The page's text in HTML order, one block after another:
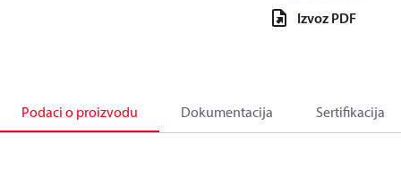
Izvoz PDF
Podaci o proizvodu Dokumentacija Sertifikacija